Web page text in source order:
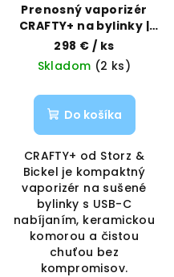
Prenosný vaporizér
CRAFTY+ na bylinky |
Storz & Bickel |
Vaporama
298 € / ks
Skladom (2 ks)
Do košíka
CRAFTY+ od Storz &
Bickel je kompaktný
vaporizér na sušené
bylinky s USB-C
nabíjaním, keramickou
komorou a čistou
chuťou bez
kompromisov.